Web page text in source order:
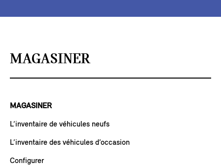
MAGASINER
MAGASINER
L’inventaire de véhicules neufs
L’inventaire des véhicules d’occasion
Configurer